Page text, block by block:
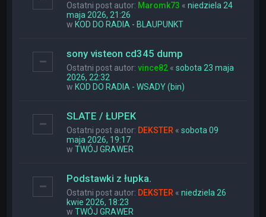
Ostatni post autor: Maromk73 «niedziela 24
maja 2026, 21:26
w KOD DO RADIA - BLAUPUNKT
sony visteon cd345 dump
Ostatni post autor:vince82 «sobota 23 maja
2026, 22:32
w KOD DO RADIA - WSADY (bin)
SLATE / ŁUPEK
Ostatni post autor: DEKSTER «sobota 09
maja 2026, 19:17
wTWÓJ GRAWER
Podstawki z łupka.
Ostatni post autor: DEKSTER «niedziela 26
kwie 2026, 18:23
wTWÓJ GRAWER